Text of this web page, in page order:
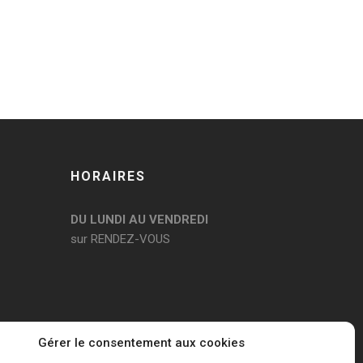
Gérer le consentement aux cookies
HORAIRES
DU LUNDI AU VENDREDI
sur RENDEZ-VOUS